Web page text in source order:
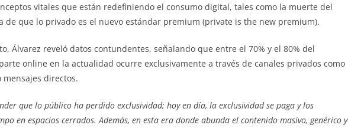
vitales que están redefiniendo el consumo digital, tales como la muerte del
que lo privado es el nuevo estándar premium (private is the new premium).
Álvarez reveló datos contundentes, señalando que entre el 70% y el 80% del
online en la actualidad ocurre exclusivamente a través de canales privados como
mensajes directos.
que lo público ha perdido exclusividad; hoy en día, la exclusividad se paga y los
en espacios cerrados. Además, en esta era donde abunda el contenido masivo, genérico y